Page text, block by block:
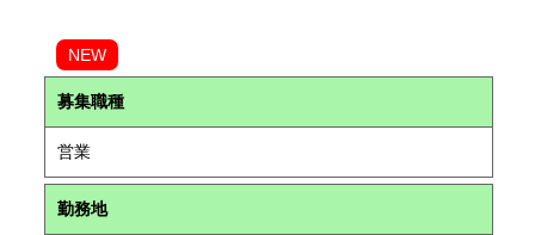
NEW
募集職種
営業
勤務地